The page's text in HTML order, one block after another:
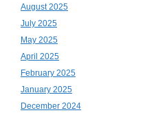
August 2025
July 2025
May 2025
April 2025
February 2025
January 2025
December 2024